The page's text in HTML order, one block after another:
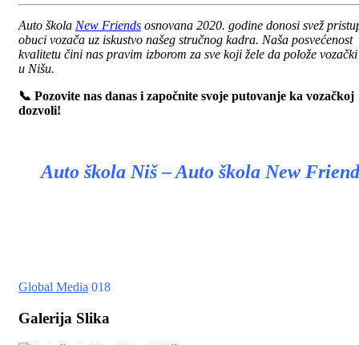
Auto škola New Friends osnovana 2020. godine donosi svež
obuci vozača uz iskustvo našeg stručnog kadra. Naša posvećenost
kvalitetu čini nas pravim izborom za sve koji žele da polože
u Nišu.
📞 Pozovite nas danas i započnite svoje putovanje ka vozačkoj
dozvoli!
Auto škola Niš – Auto škola New
Global Media 018
Galerija Slika